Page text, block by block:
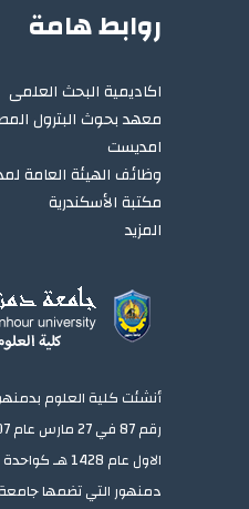
روابط هامة
اكاديمية البحث العلمى
معهد بحوث البترول
امديست
وظائف الهيئة العامة
مكتبة الأسكندرية
المزيد
أنشئت كلية العلوم
الاول عام 1428
دمنهور التي تضمها